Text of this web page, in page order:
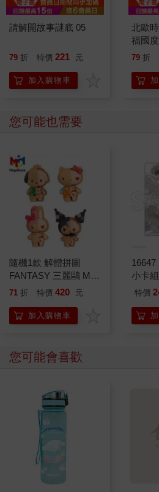
請解開故事謎底 05
79 折 特價 221 元
加入購物車
北歐
福國
79 折
您可能也需要
隨機1款 解體拼圖
FANTASY 三麗鷗 Mix
熱帶櫻桃系列 立體拼
蒂貓 酷洛米 帕恰狗 美
樂蒂 KAITAI
71 折 特價 420 元
加入購物車
16647
小卡組
特價
您可能會喜歡